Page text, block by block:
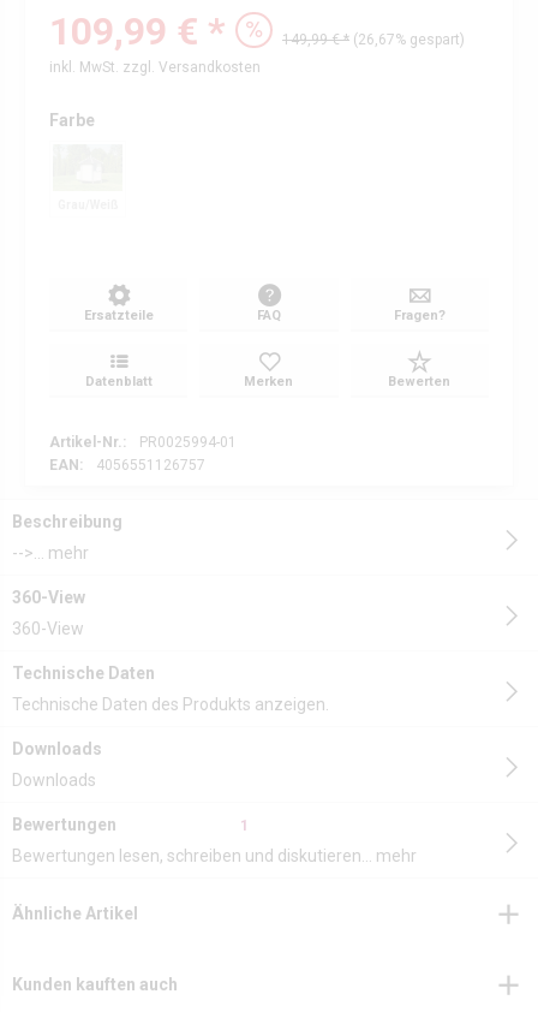
109,99 € * 149,99 € * (26,67% gespart)
inkl. MwSt. zzgl. Versandkosten
Farbe
Ersatzteile FAQ Fragen?
Datenblatt Merken Bewerten
Artikel-Nr.:
PR0025994-01
EAN:
4056551126757
Beschreibung
-->...
mehr
360-View
360-View
Technische Daten
Technische Daten des Produkts anzeigen.
Downloads
Downloads
Bewertungen 1
Bewertungen lesen, schreiben und diskutieren... mehr
Ähnliche Artikel
Kunden kauften auch